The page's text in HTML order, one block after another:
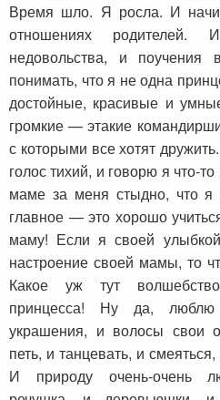
Время шло. Я росла. И
отношениях
недовольства, и
понимать, что я не одна
достойные, красивые и
громкие — этакие
с которыми все хотят
голос тихий, и говорю я что-
маме за меня стыдно, что
главное — это хорошо
маму! Если я своей
настроение своей мамы, то
Какое уж тут
принцесса! Ну да,
украшения, и волосы свои
петь, и танцевать, и
И природу очень-очень